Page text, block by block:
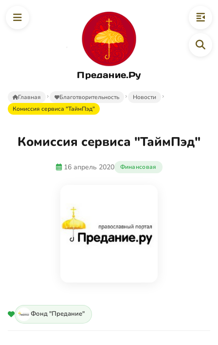
Предание.Ру
Главная Благотворительность
Новости
Комиссия сервиса "ТаймПэд"
Комиссия сервиса "ТаймПэд"
16 апрель 2020 Финансовая
Фонд "Предание"